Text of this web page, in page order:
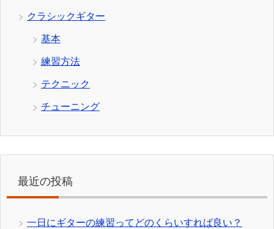
クラシックギター
基本
練習方法
テクニック
チューニング
最近の投稿
一日にギターの練習ってどのくらいすれば良い？